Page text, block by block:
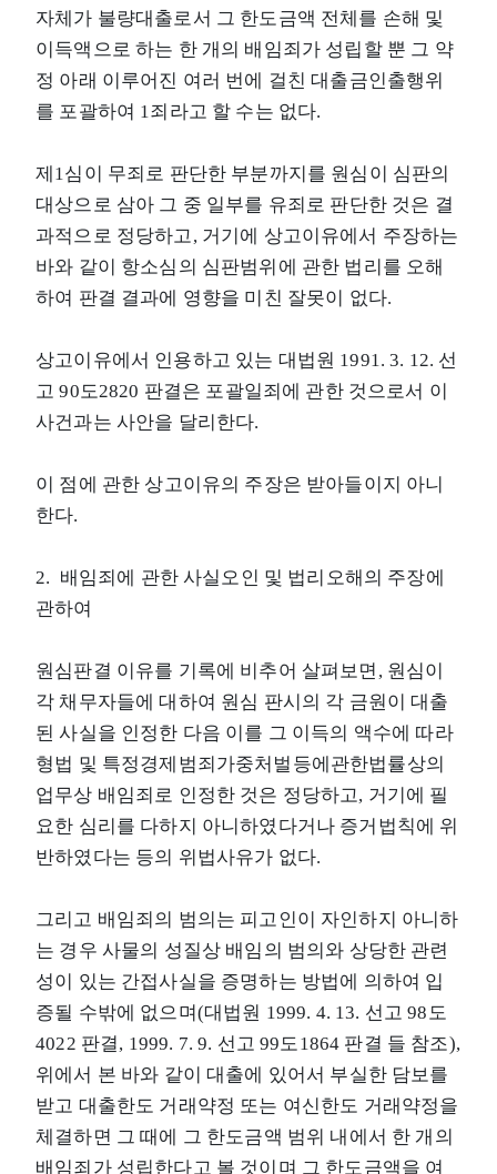
자체가 불량대출로서 그 한도금액 전체를 손해 및
이득액으로 하는 한 개의 배임죄가 성립할 뿐 그 약
정 아래 이루어진 여러 번에 걸친 대출금인출행위
를 포괄하여 1죄라고 할 수는 없다.
제1심이 무죄로 판단한 부분까지를 원심이 심판의
대상으로 삼아 그 중 일부를 유죄로 판단한 것은 결
과적으로 정당하고, 거기에 상고이유에서 주장하는
바와 같이 항소심의 심판범위에 관한 법리를 오해
하여 판결 결과에 영향을 미친 잘못이 없다.
상고이유에서 인용하고 있는 대법원 1991. 3. 12. 선
고 90도2820 판결은 포괄일죄에 관한 것으로서 이
사건과는 사안을 달리한다.
이 점에 관한 상고이유의 주장은 받아들이지 아니
한다.
2. 배임죄에 관한 사실오인 및 법리오해의 주장에
관하여
원심판결 이유를 기록에 비추어 살펴보면, 원심이
각 채무자들에 대하여 원심 판시의 각 금원이 대출
된 사실을 인정한 다음 이를 그 이득의 액수에 따라
형법 및 특정경제범죄가중처벌등에관한법률상의
업무상 배임죄로 인정한 것은 정당하고, 거기에 필
요한 심리를 다하지 아니하였다거나 증거법칙에 위
반하였다는 등의 위법사유가 없다.
그리고 배임죄의 범의는 피고인이 자인하지 아니하
는 경우 사물의 성질상 배임의 범의와 상당한 관련
성이 있는 간접사실을 증명하는 방법에 의하여 입
증될 수밖에 없으며(대법원 1999. 4. 13. 선고 98도
4022 판결, 1999. 7. 9. 선고 99도1864 판결 들 참조),
위에서 본 바와 같이 대출에 있어서 부실한 담보를
받고 대출한도 거래약정 또는 여신한도 거래약정을
체결하면 그 때에 그 한도금액 범위 내에서 한 개의
배임죄가 성립한다고 볼 것이며 그 한도금액을 여